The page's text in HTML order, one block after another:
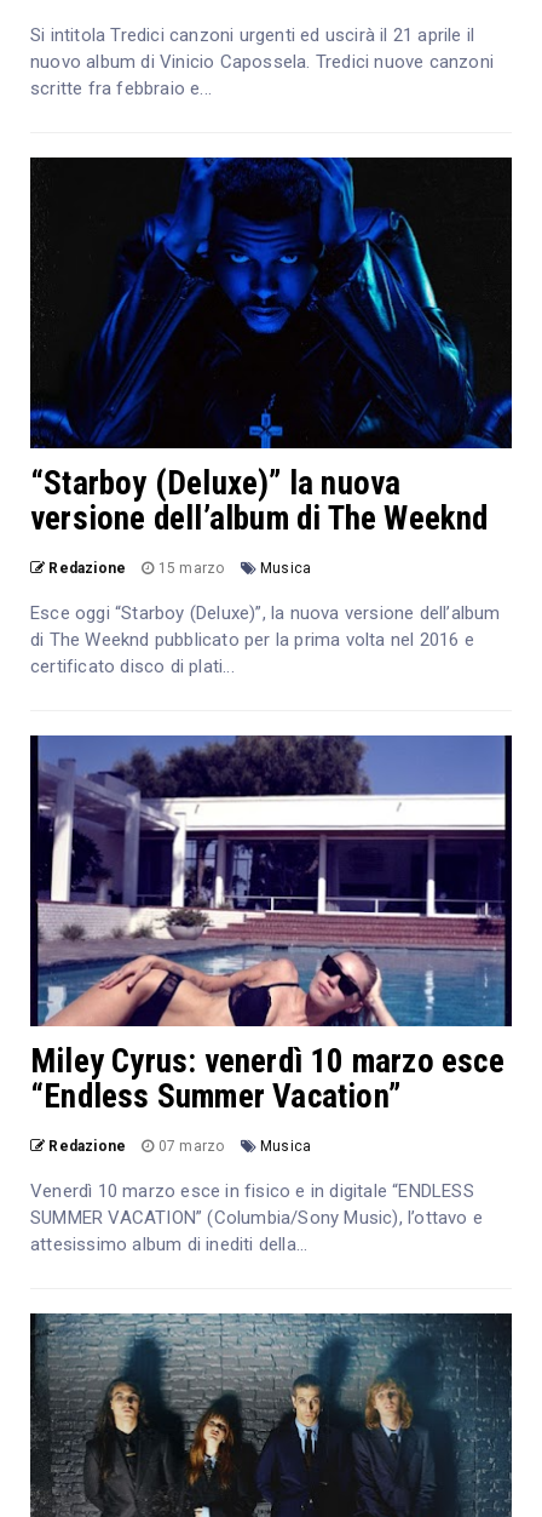
Si intitola Tredici canzoni urgenti ed uscirà il 21 aprile il
nuovo album di Vinicio Capossela. Tredici nuove canzoni
scritte fra febbraio e...
“Starboy (Deluxe)” la nuova
versione dell’album di The Weeknd
Redazione 15 marzo Musica
Esce oggi “Starboy (Deluxe)”, la nuova versione dell’album
di The Weeknd pubblicato per la prima volta nel 2016 e
certificato disco di plati...
Miley Cyrus: venerdì 10 marzo esce
“Endless Summer Vacation”
Redazione 07 marzo Musica
Venerdì 10 marzo esce in fisico e in digitale “ENDLESS
SUMMER VACATION” (Columbia/Sony Music), l’ottavo e
attesissimo album di inediti della...